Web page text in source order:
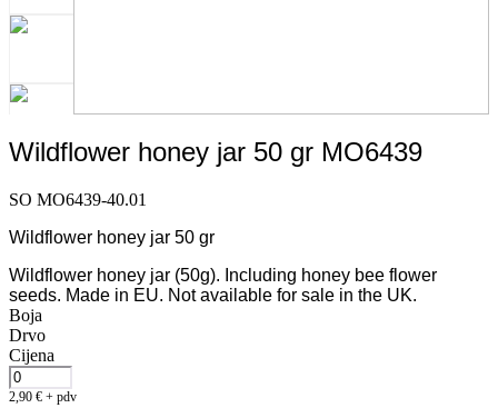
Wildflower honey jar 50 gr MO6439
SO MO6439-40.01
Wildflower honey jar 50 gr
Wildflower honey jar (50g). Including honey bee flower
seeds. Made in EU. Not available for sale in the UK.
Boja
Drvo
Cijena
2,90 € + pdv